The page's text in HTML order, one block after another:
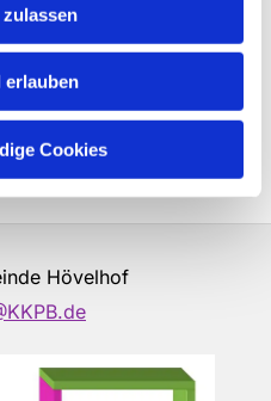
erlauben
Cookies
Hövelhof